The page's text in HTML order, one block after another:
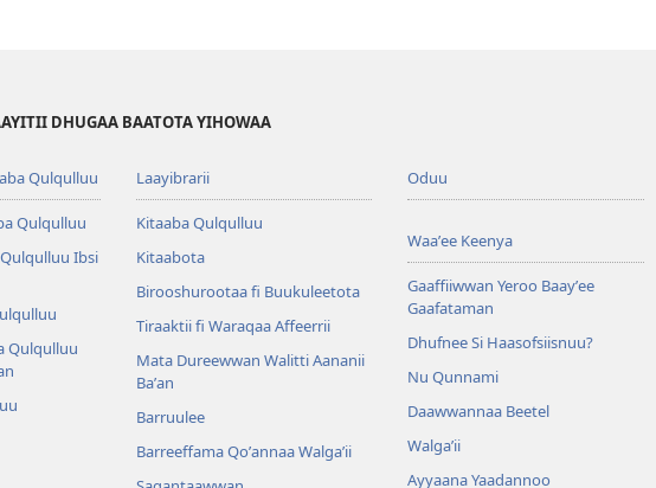
DHUGAA BAATOTA YIHOWAA
Qulqulluu
Qulqulluu
Ibsi
Qulqulluu
Laayibrarii
Kitaaba Qulqulluu
Kitaabota
Birooshurootaa fi Buukuleetota
Tiraaktii fi Waraqaa Affeerrii
Mata Dureewwan Walitti Aananii
Baʼan
Barruulee
Barreeffama Qoʼannaa Walgaʼii
Oduu
Waaʼee Keenya
Gaaffiiwwan Yeroo Baayʼee
Gaafataman
Dhufnee Si Haasofsiisnuu?
Nu Qunnami
Daawwannaa Beetel
Walga’ii
Ayyaana Yaadannoo